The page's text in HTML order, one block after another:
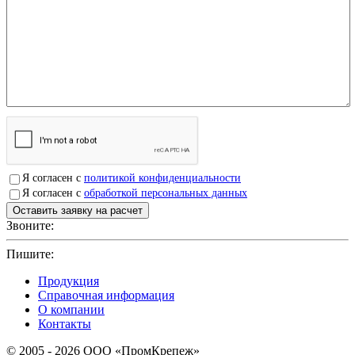
Я согласен с политикой конфиденциальности
Я согласен с обработкой персональных данных
Звоните:
Пишите:
Продукция
Справочная информация
О компании
Контакты
© 2005 - 2026 OOO «ПромКрепеж»